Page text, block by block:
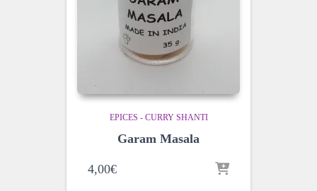
EPICES - CURRY SHANTI
Garam Masala
4,00€